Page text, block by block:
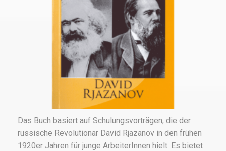
Das Buch basiert auf Schulungsvorträgen, die der
russische Revolutionär David Rjazanov in den frühen
1920er Jahren für junge ArbeiterInnen hielt. Es bietet